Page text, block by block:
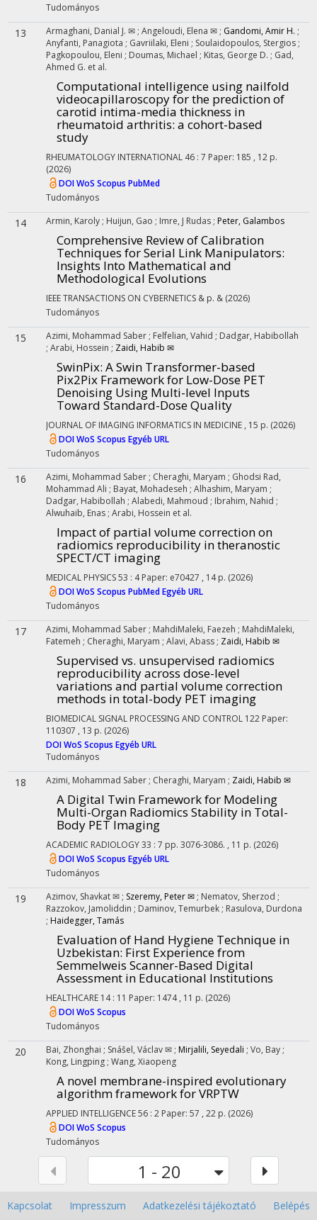
Tudományos
13 Armaghani, Danial J. ✉ ; Angeloudi, Elena ✉ ; Gandomi, Amir H. ;
Anyfanti, Panagiota ; Gavriilaki, Eleni ; Soulaidopoulos, Stergios ;
Pagkopoulou, Eleni ; Doumas, Michael ; Kitas, George D. ; Gad,
Ahmed G. et al.
Computational intelligence using nailfold
videocapillaroscopy for the prediction of
carotid intima-media thickness in
rheumatoid arthritis: a cohort-based
study
RHEUMATOLOGY INTERNATIONAL 46 : 7 Paper: 185 , 12 p.
(2026)
DOIWoS Scopus PubMed
Tudományos
14 Armin, Karoly ; Huijun, Gao ; Imre, J Rudas ; Peter, Galambos
Comprehensive Review of Calibration
Techniques for Serial Link Manipulators:
Insights Into Mathematical and
Methodological Evolutions
IEEE TRANSACTIONS ON CYBERNETICS & p. & (2026)
Tudományos
15 Azimi, Mohammad Saber ; Felfelian, Vahid ; Dadgar, Habibollah
; Arabi, Hossein ; Zaidi, Habib ✉
SwinPix: A Swin Transformer-based
Pix2Pix Framework for Low-Dose PET
Denoising Using Multi-level Inputs
Toward Standard-Dose Quality
JOURNAL OF IMAGING INFORMATICS IN MEDICINE , 15 p. (2026)
DOIWoS Scopus Egyéb URL
Tudományos
16 Azimi, Mohammad Saber ; Cheraghi, Maryam ; Ghodsi Rad,
Mohammad Ali ; Bayat, Mohadeseh ; Alhashim, Maryam ;
Dadgar, Habibollah ; Alabedi, Mahmoud ; Ibrahim, Nahid ;
Alwuhaib, Enas ; Arabi, Hossein et al.
Impact of partial volume correction on
radiomics reproducibility in theranostic
SPECT/CT imaging
MEDICAL PHYSICS53 : 4 Paper: e70427 , 14 p. (2026)
DOIWoS Scopus PubMedEgyéb URL
Tudományos
17 Azimi, Mohammad Saber ; MahdiMaleki, Faezeh ; MahdiMaleki,
Fatemeh ; Cheraghi, Maryam ; Alavi, Abass ; Zaidi, Habib ✉
Supervised vs. unsupervised radiomics
reproducibility across dose-level
variations and partial volume correction
methods in total-body PET imaging
BIOMEDICAL SIGNAL PROCESSING AND CONTROL 122 Paper:
110307 , 13 p. (2026)
DOIWoS Scopus Egyéb URL
Tudományos
18 Azimi, Mohammad Saber ; Cheraghi, Maryam ; Zaidi, Habib ✉
A Digital Twin Framework for Modeling
Multi-Organ Radiomics Stability in Total-
Body PET Imaging
ACADEMIC RADIOLOGY33 : 7 pp. 3076-3086. , 11 p. (2026)
DOIWoS Scopus Egyéb URL
Tudományos
19 Azimov, Shavkat ✉ ; Szeremy, Peter ✉ ; Nematov, Sherzod ;
Razzokov, Jamoliddin ; Daminov, Temurbek ; Rasulova, Durdona
; Haidegger, Tamás
Evaluation of Hand Hygiene Technique in
Uzbekistan: First Experience from
Semmelweis Scanner-Based Digital
Assessment in Educational Institutions
HEALTHCARE 14: 11 Paper: 1474 , 11 p. (2026)
DOIWoS Scopus
Tudományos
20 Bai, Zhonghai ; Snášel, Václav ✉ ; Mirjalili, Seyedali ; Vo, Bay ;
Kong, Lingping ; Wang, Xiaopeng
A novel membrane-inspired evolutionary
algorithm framework for VRPTW
APPLIED INTELLIGENCE56 : 2 Paper: 57 , 22 p. (2026)
DOIWoS Scopus
Tudományos
1 - 20
Kapcsolat Impresszum Adatkezelési tájékoztató Belépés